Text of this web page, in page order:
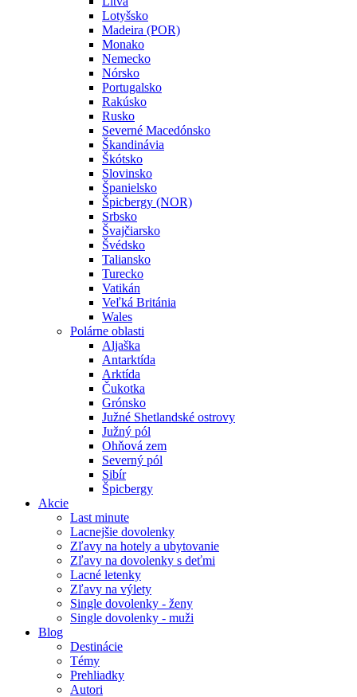
Lotyšsko
Madeira (POR)
Monako
Nemecko
Nórsko
Portugalsko
Rakúsko
Rusko
Severné Macedónsko
Škandinávia
Škótsko
Slovinsko
Španielsko
Špicbergy (NOR)
Srbsko
Švajčiarsko
Švédsko
Taliansko
Turecko
Vatikán
Veľká Británia
Wales
Polárne oblasti
Aljaška
Antarktída
Arktída
Čukotka
Grónsko
Južné Shetlandské ostrovy
Južný pól
Ohňová zem
Severný pól
Sibír
Špicbergy
Akcie
Last minute
Lacnejšie dovolenky
Zľavy na hotely a ubytovanie
Zľavy na dovolenky s deťmi
Lacné letenky
Zľavy na výlety
Single dovolenky - ženy
Single dovolenky - muži
Blog
Destinácie
Témy
Prehliadky
Autori